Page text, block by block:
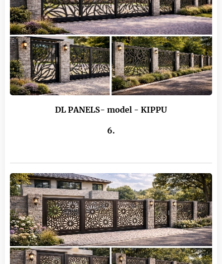
DL PANELS- model - KIPPU
6.